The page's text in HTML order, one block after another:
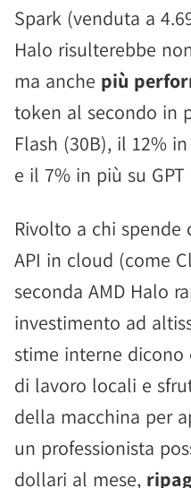
Spark (venduta a
Halo risulterebbe
ma anche più
token al secondo in
Flash (30B), il 12%
e il 7% in più su GPT
Rivolto a chi
API in cloud (come
seconda AMD Halo
investimento ad
stime interne dicono
di lavoro locali e
della macchina per
un professionista
dollari al mese,